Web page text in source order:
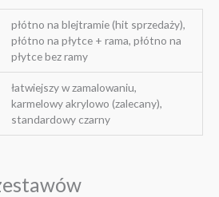
płótno na blejtramie (hit sprzedaży),
płótno na płytce + rama, płótno na
płytce bez ramy
łatwiejszy w zamalowaniu,
karmelowy akrylowo (zalecany),
standardowy czarny